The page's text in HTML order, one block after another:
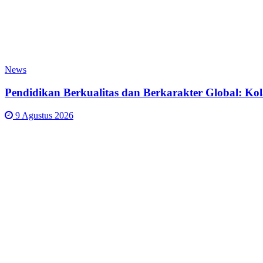
News
Pendidikan Berkualitas dan Berkarakter Global:
9 Agustus 2026